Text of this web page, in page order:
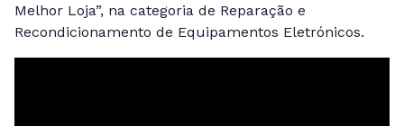
Melhor Loja”, na categoria de Reparação e
Recondicionamento de Equipamentos Eletrónicos.